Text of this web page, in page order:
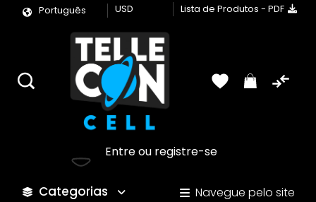
Português USD Lista de Produtos - PDF
Entre ou registre-se
Categorias Navegue pelo site